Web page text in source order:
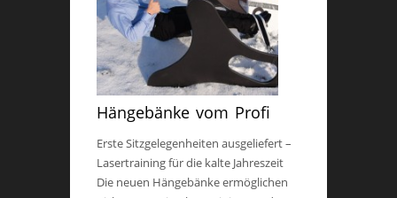
Hängebänke vom Profi
Erste Sitzgelegenheiten ausgeliefert –
Lasertraining für die kalte Jahreszeit
Die neuen Hängebänke ermöglichen